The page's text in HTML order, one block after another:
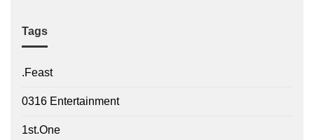
Tags
.Feast
0316 Entertainment
1st.One